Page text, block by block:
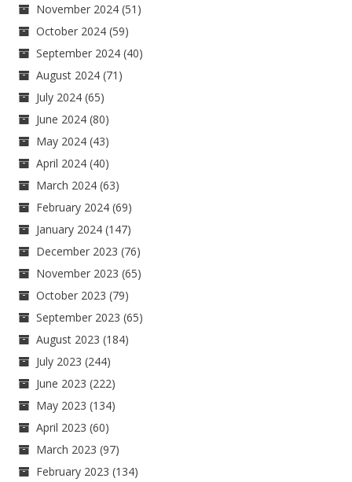
November 2024 (51)
October 2024 (59)
September 2024 (40)
August 2024 (71)
July 2024 (65)
June 2024 (80)
May 2024 (43)
April 2024 (40)
March 2024 (63)
February 2024 (69)
January 2024 (147)
December 2023 (76)
November 2023 (65)
October 2023 (79)
September 2023 (65)
August 2023 (184)
July 2023 (244)
June 2023 (222)
May 2023 (134)
April 2023 (60)
March 2023 (97)
February 2023 (134)